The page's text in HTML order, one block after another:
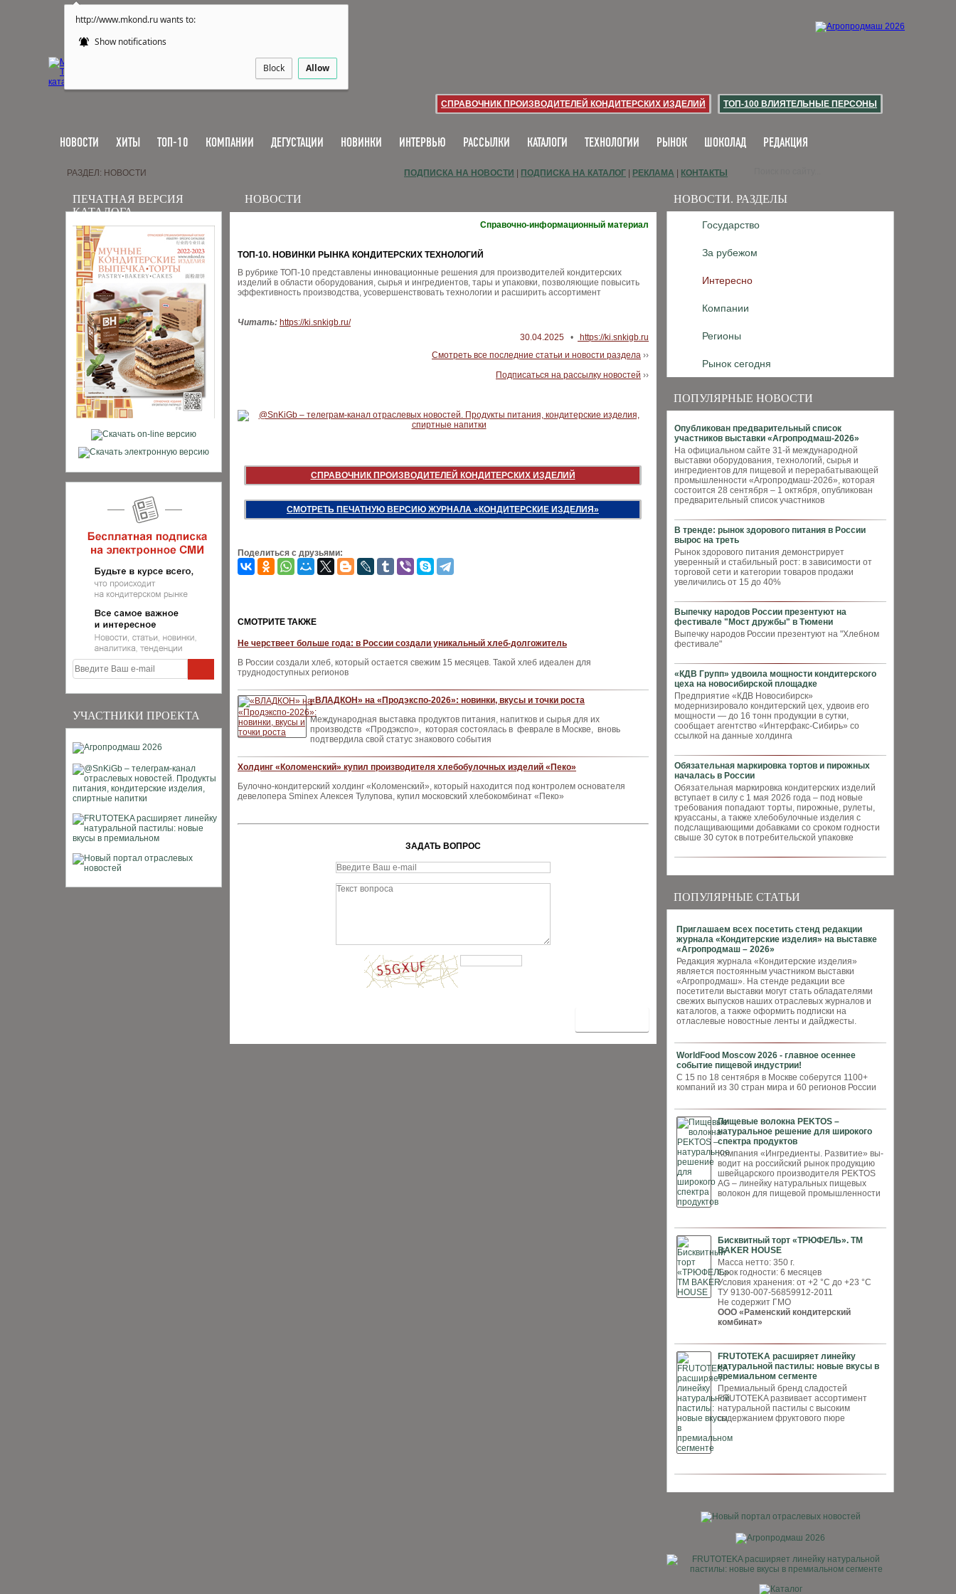
http://www.mkond.ru wants to:
Show notifications
Block Allow
СПРАВОЧНИК ПРОИЗВОДИТЕЛЕЙ КОНДИТЕРСКИХ ИЗДЕЛИЙ ТОП-100 ВЛИЯТЕЛЬНЫЕ ПЕРСОНЫ
НОВОСТИ ХИТЫ ТОП-10 КОМПАНИИ ДЕГУСТАЦИИ НОВИНКИ ИНТЕРВЬЮ РАССЫЛКИ КАТАЛОГИ ТЕХНОЛОГИИ РЫНОК ШОКОЛАД РЕДАКЦИЯ
ПЕЧАТНАЯ ВЕРСИЯ
КАТАЛОГА
УЧАСТНИКИ ПРОЕКТА
НОВОСТИ. РАЗДЕЛЫ
Государство
За рубежом
Интересно
Компании
Регионы
Рынок сегодня
ПОПУЛЯРНЫЕ НОВОСТИ
Опубликован предварительный список
участников выставки «Агропродмаш-2026»
На официальном сайте 31-й международной
выставки оборудования, технологий, сырья и
ингредиентов для пищевой и перерабатывающей
промышленности «Агропродмаш-2026», которая
состоится 28 сентября – 1 октября, опубликован
предварительный список участников
В тренде: рынок здорового питания в России
вырос на треть
Рынок здорового питания демонстрирует
уверенный и стабильный рост: в зависимости от
торговой сети и категории товаров продажи
увеличились от 15 до 40%
Выпечку народов России презентуют на
фестивале "Мост дружбы" в Тюмени
Выпечку народов России презентуют на "Хлебном
фестивале"
«КДВ Групп» удвоила мощности кондитерского
цеха на новосибирской площадке
Предприятие «КДВ Новосибирск»
модернизировало кондитерский цех, удвоив его
мощности — до 16 тонн продукции в сутки,
сообщает агентство «Интерфакс-Сибирь» со
ссылкой на данные холдинга
Обязательная маркировка тортов и пирожных
началась в России
Обязательная маркировка кондитерских изделий
вступает в силу с 1 мая 2026 года – под новые
требования попадают торты, пирожные, рулеты,
круассаны, а также хлебобулочные изделия с
подслащивающими добавками со сроком годности
свыше 30 суток в потребительской упаковке
ПОПУЛЯРНЫЕ СТАТЬИ
Приглашаем всех посетить стенд редакции
журнала «Кондитерские изделия» на выставке
«Агропродмаш – 2026»
Редакция журнала «Кондитерские изделия»
является постоянным участником выставки
«Агропродмаш». На стенде редакции все
посетители выставки могут стать обладателями
свежих выпусков наших отраслевых журналов и
каталогов, а также оформить подписки на
отласлевые новостные ленты и дайджесты.
WorldFood Moscow 2026 - главное осеннее
событие пищевой индустрии!
С 15 по 18 сентября в Москве соберутся 1100+
компаний из 30 стран мира и 60 регионов России
Пищевые волокна PEKTOS –
натуральное решение для широкого
спектра продуктов
Компания «Ингредиенты. Развитие» вы­
водит на российский рынок продукцию
швей­царского производителя PEKTOS
AG – ли­нейку натуральных пищевых
волокон для пи­щевой промышленности
Бисквитный торт «ТРЮФЕЛЬ». ТМ
BAKER HOUSE
Масса нетто: 350 г.
Срок годности: 6 месяцев
Условия хранения: от +2 °С до +23 °С
ТУ 9130-007-56859912-2011
Не содержит ГМО
ООО «Раменский кондитерский
комбинат»
FRUTOTEKA расширяет линейку
натуральной пастилы: новые вкусы в
премиальном сегменте
Премиальный бренд сладостей
FRUTOTEKA развивает ассортимент
натуральной пастилы с высоким
содержанием фруктового пюре
РАЗДЕЛ: НОВОСТИ ПОДПИСКА НА НОВОСТИ ПОДПИСКА НА КАТАЛОГ РЕКЛАМА КОНТАКТЫ
НОВОСТИ
Справочно-информационный материал
ТОП-10. НОВИНКИ РЫНКА КОНДИТЕРСКИХ ТЕХНОЛОГИЙ
В рубрике ТОП-10 представлены инновационные решения для производителей кондитерских
изделий в области оборудования, сырья и ингредиентов, тары и упаковки, позволяющие повысить
эффективность производства, усовершенствовать технологии и расширить ассортимент
Читать: https://ki.snkigb.ru/
30.04.2025 •
https://ki.snkigb.ru
Смотреть все последние статьи и новости раздела ››
Подписаться на рассылку новостей ››
СПРАВОЧНИК ПРОИЗВОДИТЕЛЕЙ КОНДИТЕРСКИХ ИЗДЕЛИЙ
СМОТРЕТЬ ПЕЧАТНУЮ ВЕРСИЮ ЖУРНАЛА «КОНДИТЕРСКИЕ ИЗДЕЛИЯ»
Поделиться с друзьями:
CМОТРИТЕ ТАКЖЕ
Не черствеет больше года: в России создали уникальный хлеб-долгожитель
В России создали хлеб, который остается свежим 15 месяцев. Такой хлеб идеален для
труднодоступных регионов
«ВЛАДКОН» на «Продэкспо-2026»: новинки, вкусы и точки роста
Международная выставка продуктов питания, напитков и сырья для их
производств «Продэкспо», которая состоялась в феврале в Москве, вновь
подтвердила свой статус знакового события
Холдинг «Коломенский» купил производителя хлебобулочных изделий «Пеко»
Булочно-кондитерский холдинг «Коломенский», который находится под контролем основателя
девелопера Sminex Алексея Тулупова, купил московский хлебокомбинат «Пеко»
ЗАДАТЬ ВОПРОС